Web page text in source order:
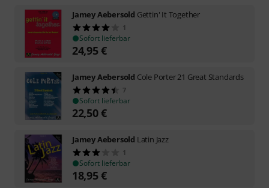
Jamey Aebersold Gettin' It Together
1
Sofort lieferbar
24,95€
Jamey Aebersold Cole Porter 21 Great Standards
7
Sofort lieferbar
22,50€
Jamey Aebersold Latin Jazz
1
Sofort lieferbar
18,95€